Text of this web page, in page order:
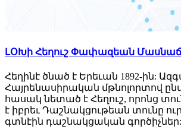
ԼՕԽի Հեղուշ Փափազեան
Հեղինէ ծնած է Երեւան 1892-ին:
Հայրենասիրական մթնոլորտով
հասակ նետած է Հեղուշ, որոնց
է իբրեւ Դաշնակցութեան տունը
գտնէին դաշնակցական գործիչներ: